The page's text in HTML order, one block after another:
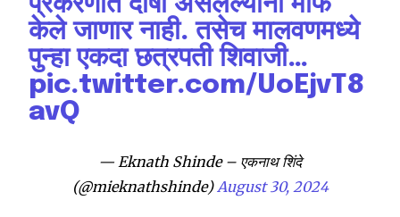
Join our community of
SUBSCRIBERS and be part of the
conversation.
or click the subscribe button below. Don't worry, we respect
your privacy and won't spam your inbox. Your information is
safe with us.
केले जाणार नाही. तसेच मालवणमध्ये
पुन्हा एकदा छत्रपती शिवाजी…
pic.twitter.com/UoEjvT8
avQ
— Eknath Shinde – एकनाथ शिंदे
(@mieknathshinde)August 30, 2024